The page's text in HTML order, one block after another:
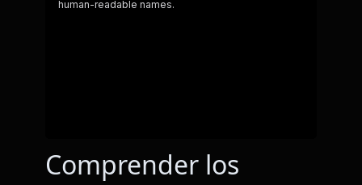
Comprender los